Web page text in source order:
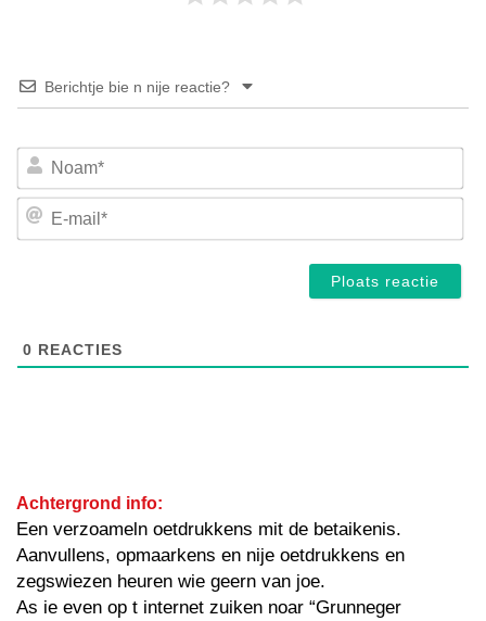
Berichtje bie n nije reactie?
E-
0 REACTIES
Achtergrond info:
Een verzoameln oetdrukkens mit de betaikenis.
Aanvullens, opmaarkens en nije oetdrukkens en
zegswiezen heuren wie geern van joe.
As ie even op t internet zuiken noar “Grunneger